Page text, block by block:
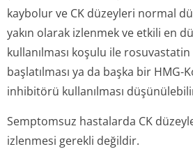
kaybolur ve CK düzeyleri normal
yakın olarak izlenmek ve etkili en
kullanılması koşulu ile
başlatılması ya da başka bir HMG-
inhibitörü kullanılması
Semptomsuz hastalarda CK
izlenmesi gerekli değildir.